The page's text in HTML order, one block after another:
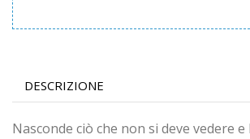
DESCRIZIONE
Nasconde ciò che non si deve vedere